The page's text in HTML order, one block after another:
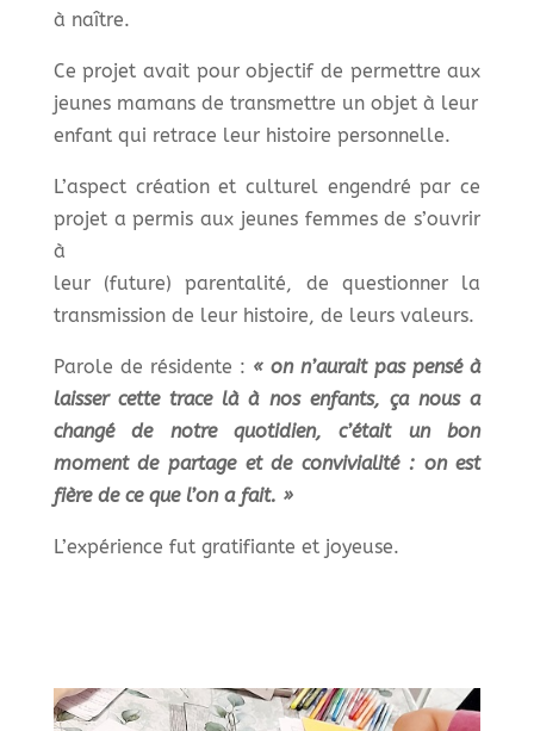
à naître.
Ce projet avait pour objectif de permettre aux
jeunes mamans de transmettre un objet à leur
enfant qui retrace leur histoire personnelle.
L’aspect création et culturel engendré par ce
projet a permis aux jeunes femmes de s’ouvrir
à
leur (future) parentalité, de questionner la
transmission de leur histoire, de leurs valeurs.
Parole de résidente : « on n’aurait pas pensé à
laisser cette trace là à nos enfants, ça nous a
changé de notre quotidien, c’était un bon
moment de partage et de convivialité : on est
fière de ce que l’on a fait. »
L’expérience fut gratifiante et joyeuse.